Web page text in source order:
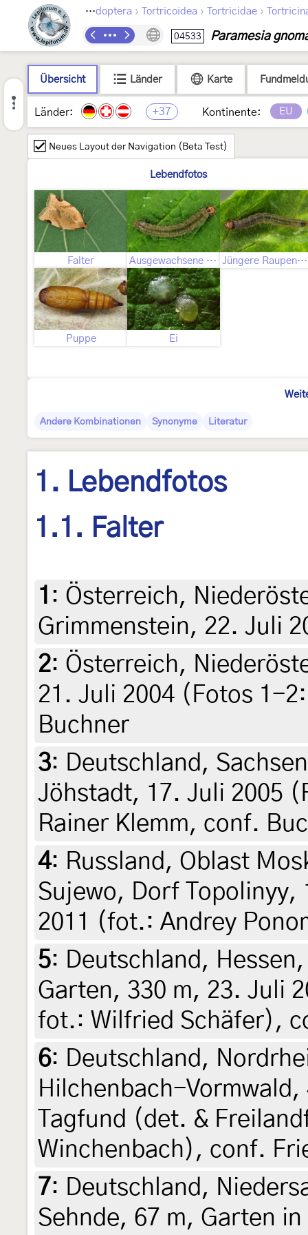
Lepidoptera › Tortricoidea › Tortricidae ›
04533 Paramesia
Übersicht Länder Karte
Länder: +37 Kontinente: EU
Neues Layout der Navigation (Beta Test)
Lebendfotos
Falter Ausgewachsene Raupe Jüngere Raupenstadien
Puppe Ei
Andere Kombinationen Synonyme Literatur
1. Lebendfotos
1.1. Falter
1 : Österreich,
Grimmenstein, 22. Juli
2: Österreich,
21. Juli 2004 (Fotos 1-
Buchner
3: Deutschland,
Jöhstadt, 17. Juli 2005
Rainer Klemm, conf.
4: Russland, Oblast
Sujewo, Dorf
2011 (fot.: Andrey
5: Deutschland,
Garten, 330 m, 23. Juli
fot.: Wilfried Schäfer),
6: Deutschland,
Hilchenbach-
Tagfund (det. &
Winchenbach), conf.
7: Deutschland,
Sehnde, 67 m, Garten